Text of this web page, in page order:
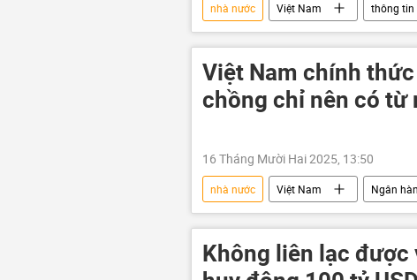
nhà nước Việt Nam thông tin
chiến lược phát triển kinh tế
tăng
Việt Nam chính
chồng chỉ nên có từ
16 Tháng Mười Hai 2025, 13:50
nhà nước Việt Nam Ngân
già hóa dân số
Xã hội
Không liên lạc